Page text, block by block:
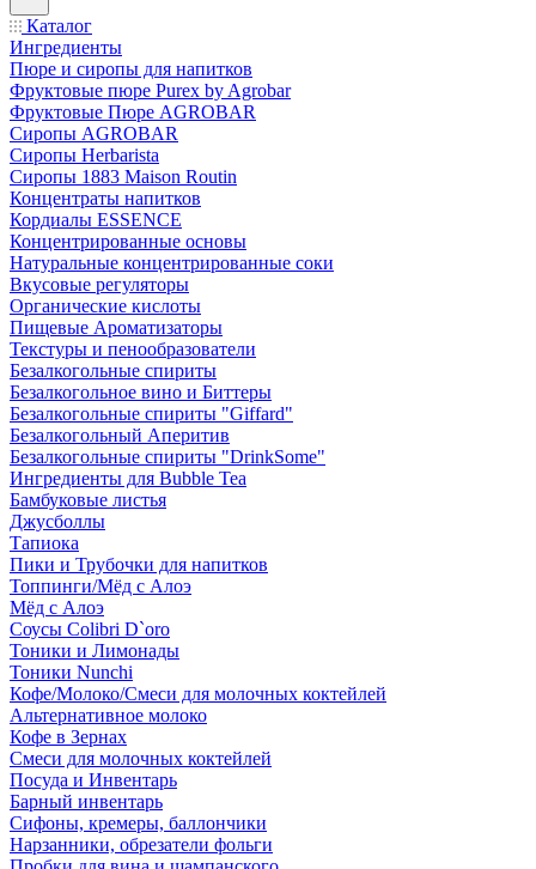
Каталог
Ингредиенты
Пюре и сиропы для напитков
Фруктовые пюре Purex by Agrobar
Фруктовые Пюре AGROBAR
Сиропы AGROBAR
Сиропы Herbarista
Сиропы 1883 Maison Routin
Концентраты напитков
Кордиалы ESSENCE
Концентрированные основы
Натуральные концентрированные соки
Вкусовые регуляторы
Органические кислоты
Пищевые Ароматизаторы
Текстуры и пенообразователи
Безалкогольные спириты
Безалкогольное вино и Биттеры
Безалкогольные спириты "Giffard"
Безалкогольный Аперитив
Безалкогольные спириты "DrinkSome"
Ингредиенты для Bubble Tea
Бамбуковые листья
Джусболлы
Тапиока
Пики и Трубочки для напитков
Топпинги/Мёд с Алоэ
Мёд с Алоэ
Соусы Colibri D`oro
Тоники и Лимонады
Тоники Nunchi
Кофе/Молоко/Смеси для молочных коктейлей
Альтернативное молоко
Кофе в Зернах
Смеси для молочных коктейлей
Посуда и Инвентарь
Барный инвентарь
Сифоны, кремеры, баллончики
Нарзанники, обрезатели фольги